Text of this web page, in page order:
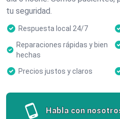
tu seguridad.
Respuesta local 24/7
Reparaciones rápidas y bien
hechas
Precios justos y claros
Habla con